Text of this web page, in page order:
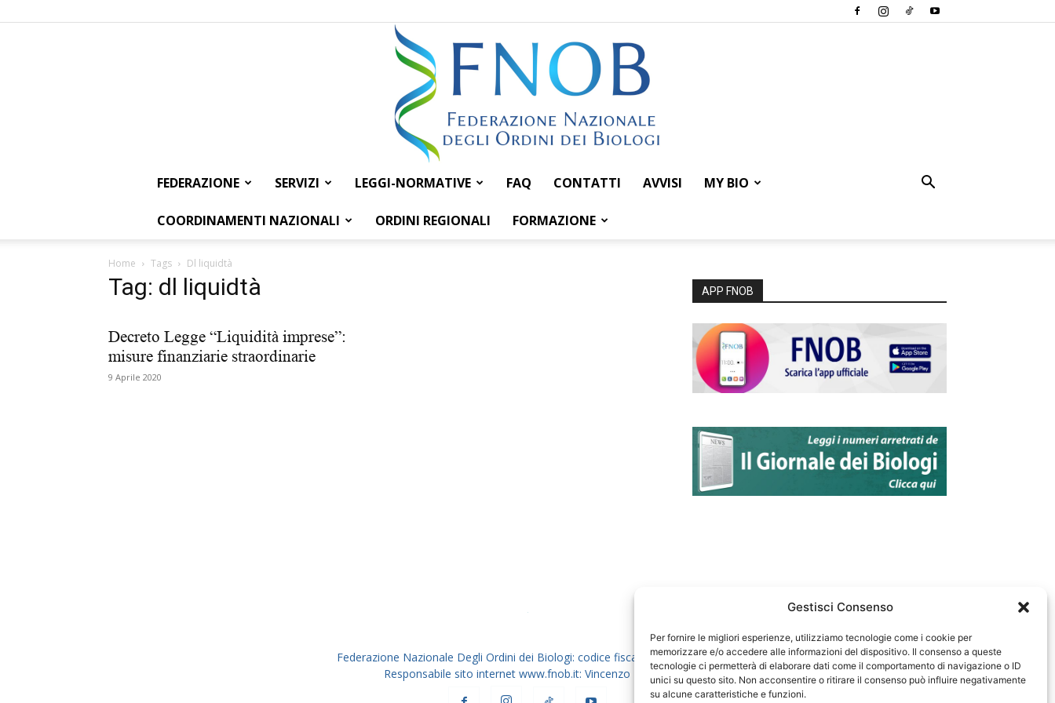
Gestisci Consenso
Per fornire le migliori esperienze, utilizziamo tecnologie come i cookie per
memorizzare e/o accedere alle informazioni del dispositivo. Il consenso a queste
tecnologie ci permetterà di elaborare dati come il comportamento di navigazione o ID
unici su questo sito. Non acconsentire o ritirare il consenso può influire negativamente
su alcune caratteristiche e funzioni.
Federazione
FEDERAZIONE SERVIZI LEGGI-NORMATIVE FAQ CONTATTI AVVISI MY BIO
COORDINAMENTI NAZIONALI ORDINI REGIONALI FORMAZIONE
Home Tags Dl liquidtà
Tag: dl liquidtà
Decreto Legge “Liquidità imprese”:
misure finanziarie straordinarie
9 Aprile 2020
APP FNOB
Federazione Nazionale Degli Ordini dei Biologi: codice fiscale 80069130583
Responsabile sito internet www.fnob.it: Vincenzo D'Anna